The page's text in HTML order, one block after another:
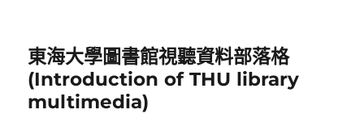
東海大學圖書館視聽資料部落格
(Introduction of THU library
multimedia)